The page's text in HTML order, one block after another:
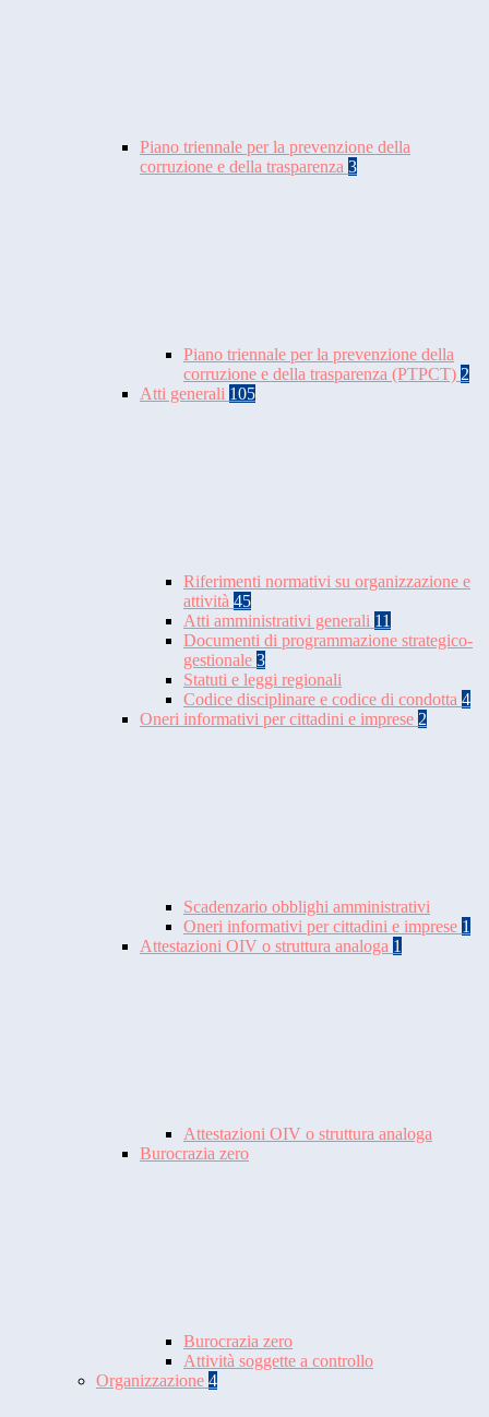
Piano triennale per la prevenzione della
corruzione e della trasparenza 3
Piano triennale per la prevenzione della
corruzione e della trasparenza (PTPCT) 2
Atti generali 105
Riferimenti normativi su organizzazione e
attività 45
Atti amministrativi generali 11
Documenti di programmazione strategico-
gestionale 3
Statuti e leggi regionali
Codice disciplinare e codice di condotta 4
Oneri informativi per cittadini e imprese 2
Scadenzario obblighi amministrativi
Oneri informativi per cittadini e imprese 1
Attestazioni OIV o struttura analoga 1
Attestazioni OIV o struttura analoga
Burocrazia zero
Burocrazia zero
Attività soggette a controllo
Organizzazione 4